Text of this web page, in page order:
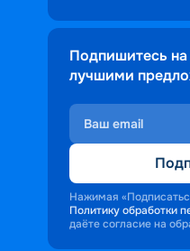
Подпишитесь
лучшими
Нажимая
Политику обработки
даёте согласие на